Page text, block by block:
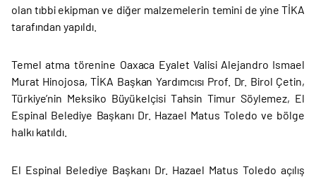
olan tıbbi ekipman ve diğer malzemelerin temini de yine TİKA
tarafından yapıldı.
Temel atma törenine Oaxaca Eyalet Valisi Alejandro Ismael
Murat Hinojosa, TİKA Başkan Yardımcısı Prof. Dr. Birol Çetin,
Türkiye’nin Meksiko Büyükelçisi Tahsin Timur Söylemez, El
Espinal Belediye Başkanı Dr. Hazael Matus Toledo ve bölge
halkı katıldı.
El Espinal Belediye Başkanı Dr. Hazael Matus Toledo açılış